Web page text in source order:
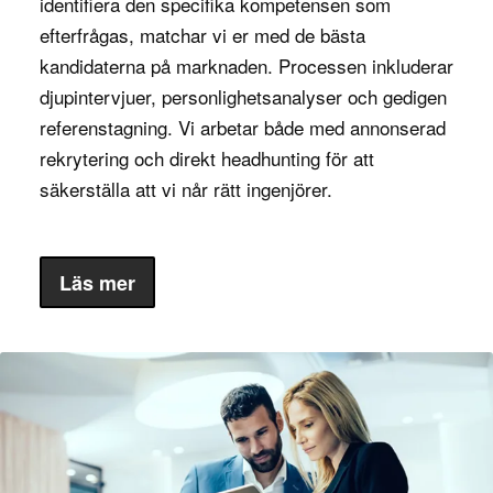
IT och mjukvara : Produktchefer inom IT- och
mjukvarubranschen ansvarar för att utveckla
och hantera digitala lösningar och programvara
som måste anpassas till ständigt föränderliga
marknadsbehov och tekniska krav.
: Inom denna bransch
produkter, från konsumentvaror till industriell
utrustning, och ansvarar för hela
Telekom och nätverk: Produktchefer inom
telekom hanterar produkter och tjänster
relaterade till kommunikationsnätverk,
mobilitetslösningar och tillhörande tjänster,
efterfrågas, matchar vi er med de bästa
kandidaterna på marknaden. Processen inkluderar
djupintervjuer, personlighetsanalyser och gedigen
referenstagning. Vi arbetar både med annonserad
rekrytering och direkt headhunting för att
säkerställa att vi når rätt ingenjörer.
Läs mer